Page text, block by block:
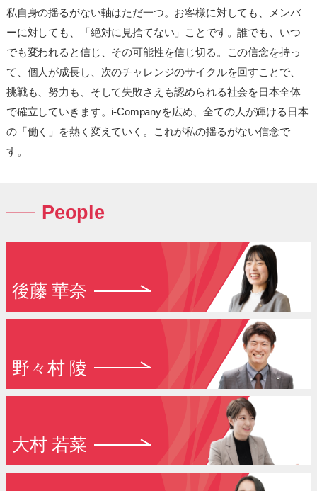
私自身の揺るがない軸はただ一つ。お客様に対しても、メンバ
ーに対しても、「絶対に見捨てない」ことです。誰でも、いつ
でも変われると信じ、その可能性を信じ切る。この信念を持っ
て、個人が成長し、次のチャレンジのサイクルを回すことで、
挑戦も、努力も、そして失敗さえも認められる社会を日本全体
で確立していきます。i-Companyを広め、全ての人が輝ける日本
の「働く」を熱く変えていく。これが私の揺るがない信念で
す。
People
後藤 華奈
野々村 陵
大村 若菜